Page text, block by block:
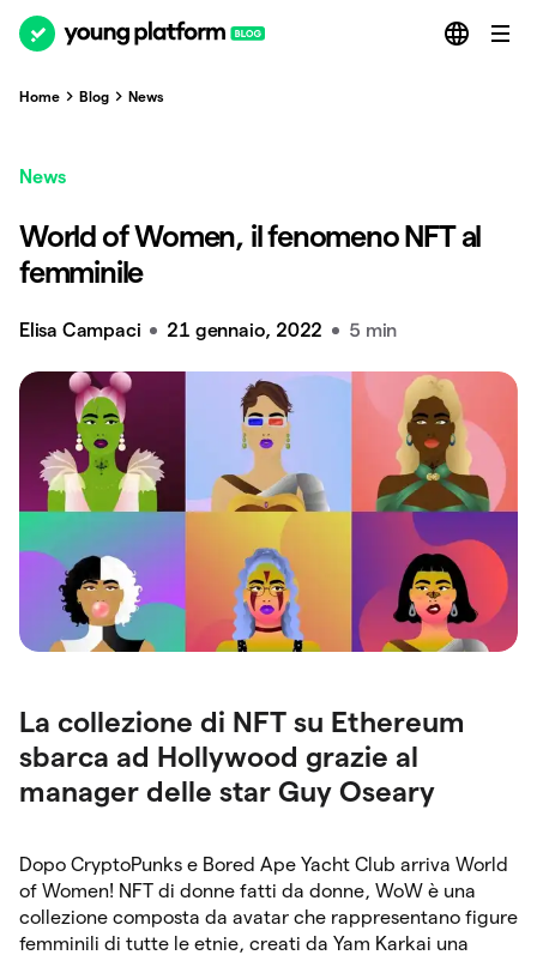
Home Blog News
News
World of Women, il fenomeno NFT al
femminile
Elisa Campaci 21 gennaio, 2022 5 min
La collezione di NFT su Ethereum
sbarca ad Hollywood grazie al
manager delle star Guy Oseary
Dopo CryptoPunks e Bored Ape Yacht Club arriva World
of Women! NFT di donne fatti da donne, WoW è una
collezione composta da avatar che rappresentano figure
femminili di tutte le etnie, creati da Yam Karkai una